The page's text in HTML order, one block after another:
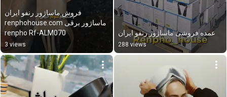
فروش ماساژور رنفو ایران
renphohouse.com ماساژور برقی
renpho Rf-ALM070
3 views
عمده فروشی ماساژور رنفو ایران
288 views